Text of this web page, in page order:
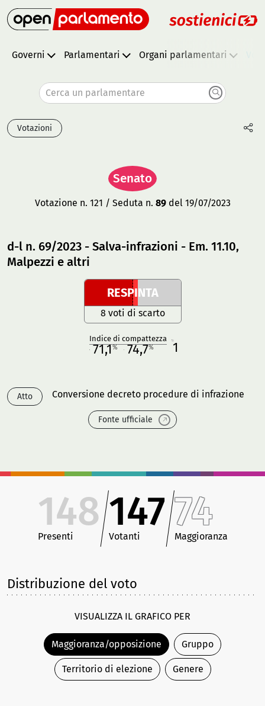
Governi Parlamentari Organi parlamentari
Cerca un parlamentare
Votazioni
Senato
Votazione n. 121 / Seduta n. 89del 19/07/2023
d-l n. 69/2023 - Salva-infrazioni - Em. 11.10,
Malpezzi e altri
RESPINTA
8 voti di scarto
Indice di compattezza
71,1% 74,7% 1
Atto Conversione decreto procedure di infrazione
Fonte ufficiale
148
Presenti
147
Votanti
74
Maggioranza
Distribuzione del voto
VISUALIZZA IL GRAFICO PER
Maggioranza/opposizione Gruppo
Territorio di elezione Genere